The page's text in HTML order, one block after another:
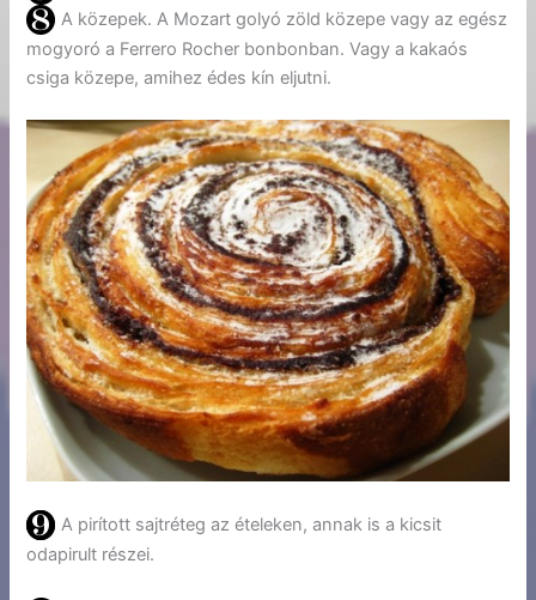
A közepek. A Mozart golyó zöld közepe vagy az egész
mogyoró a Ferrero Rocher bonbonban. Vagy a kakaós
csiga közepe, amihez édes kín eljutni.
A pirított sajtréteg az ételeken, annak is a kicsit
odapirult részei.